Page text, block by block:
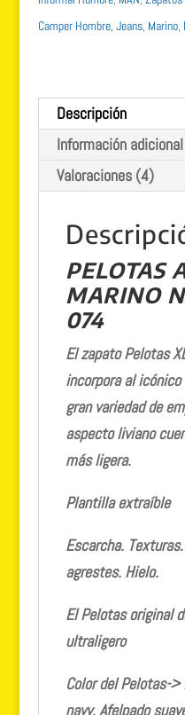
18302
cantidad
Camper Hombre, Jeans, Marino,
Descripción
Información adicional
Valoraciones (4)
PELOTAS
MARINO
074
El zapato Pelotas
incorpora al
gran variedad de
aspecto liviano
más ligera.
Plantilla extraíble
Escarcha.
agrestes. Hielo.
El Pelotas original
ultraligero
Color del Pelotas->
navy.Afelpado